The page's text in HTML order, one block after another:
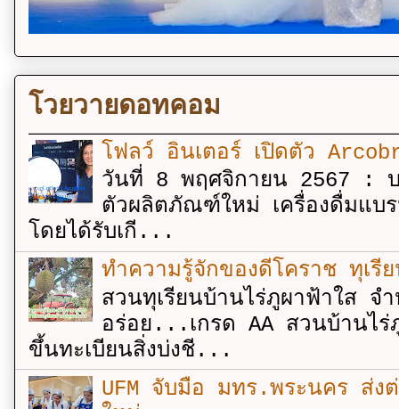
โวยวายดอทคอม
โฟลว์ อินเตอร์ เปิดตัว
วันที่ 8 พฤศจิกายน 2567 : บ
ตัวผลิตภัณฑ์ใหม่ เครื่องดื่มแบ
โดยได้รับเกี...
ทำความรู้จักของดีโคราช ทุเรี
สวนทุเรียนบ้านไร่ภูผาฟ้าใส
อร่อย...เกรด AA สวนบ้านไ
ขึ้นทะเบียนสิ่งบ่งชี...
UFM จับมือ มทร.พระนคร ส่งต่